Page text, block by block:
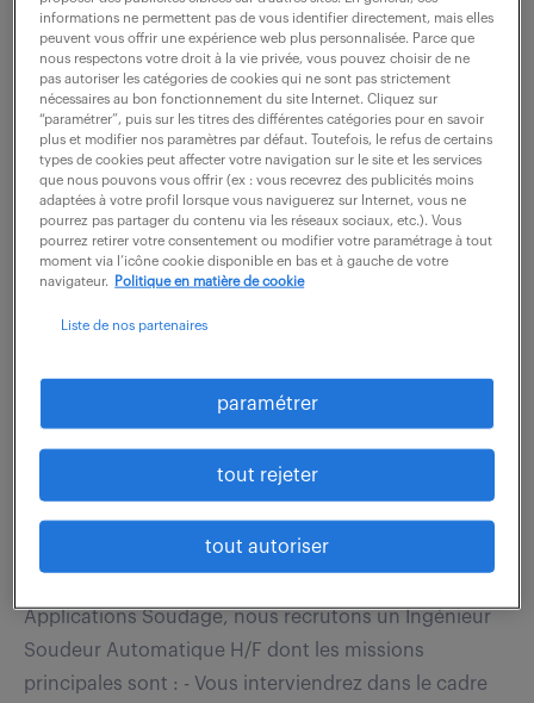
Vous réalisez les travaux et les études de Recherche
et Développement pour la simulation fonctionnelle
des systèmes d'énergie et de propulsion. Vous
produisez des solutions techniques innovantes...
voir l'offre
(f/h)
24 juin 2026
35 000 € / an
Applications Soudage, nous recrutons un Ingénieur
Soudeur Automatique H/F dont les missions
principales sont : - Vous interviendrez dans le cadre
informations ne permettent pas de vous identifier directement, mais elles
peuvent vous offrir une expérience web plus personnalisée. Parce que
nous respectons votre droit à la vie privée, vous pouvez choisir de ne
pas autoriser les catégories de cookies qui ne sont pas strictement
nécessaires au bon fonctionnement du site Internet. Cliquez sur
“paramétrer”, puis sur les titres des différentes catégories pour en savoir
plus et modifier nos paramètres par défaut. Toutefois, le refus de certains
types de cookies peut affecter votre navigation sur le site et les services
que nous pouvons vous offrir (ex : vous recevrez des publicités moins
adaptées à votre profil lorsque vous naviguerez sur Internet, vous ne
pourrez pas partager du contenu via les réseaux sociaux, etc.). Vous
pourrez retirer votre consentement ou modifier votre paramétrage à tout
moment via l’icône cookie disponible en bas et à gauche de votre
navigateur.
Politique en matière de cookie
Liste de nos partenaires
paramétrer
tout rejeter
tout autoriser